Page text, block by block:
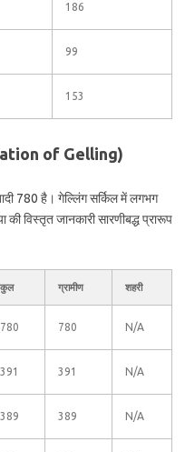
186
99
153
of Gelling)
780 है। गेल्लिंग सर्किल में लगभग
विस्तृत जानकारी सारणीबद्ध प्रारूप
कुल ग्रामीण शहरी
780 780 N/A
391 391 N/A
389 389 N/A